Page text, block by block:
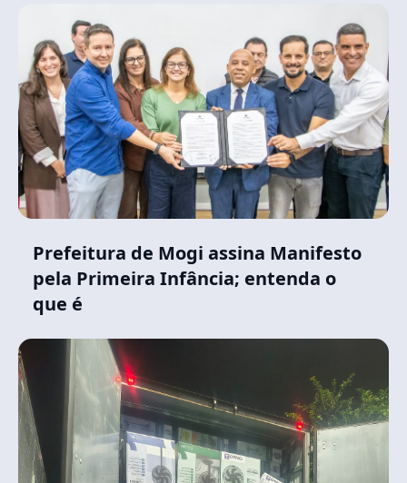
Prefeitura de Mogi assina Manifesto
pela Primeira Infância; entenda o
que é